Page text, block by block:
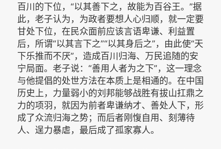
百川的下位，“以其善下之，故能为百谷王。”据
此，老子认为，为政者要想人心归顺，就一定要
甘处下位，在民众面前应该言语卑谦、利益置
后，所谓“以其言下之”“以其身后之”，由此使“天
下乐推而不厌”，造成百川归海、万民追随的安
宁局面。老子说：“善用人者为之下”，这一理念
与他提倡的处世方法在本质上是相通的。在中国
历史上，力量弱小的刘邦能够战胜有拔山扛鼎之
力的项羽，就因为前者卑谦纳才、善处人下，形
成了众流归海之势；而后者刚愎自用、刻薄待
人、逞力暴虐，最后成了孤家寡人。